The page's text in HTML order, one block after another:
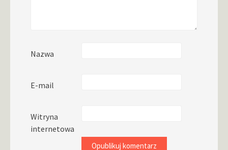
Nazwa
E-mail
Witryna
internetowa